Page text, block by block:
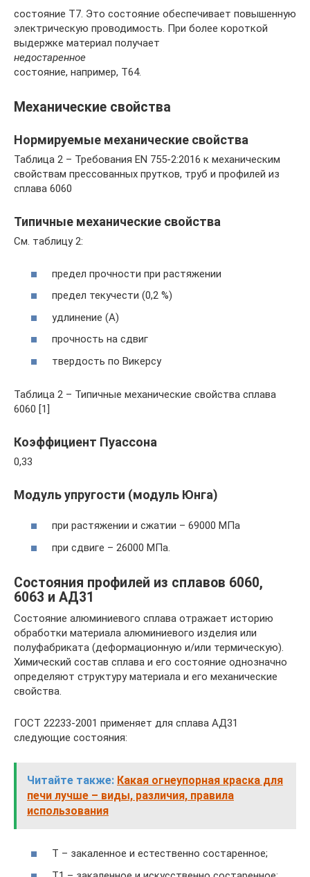
состояние Т7. Это состояние обеспечивает повышенную
электрическую проводимость. При более короткой
выдержке материал получает
недостаренное
состояние, например, Т64.
Механические свойства
Нормируемые механические свойства
Таблица 2 – Требования EN 755-2:2016 к механическим
свойствам прессованных прутков, труб и профилей из
сплава 6060
Типичные механические свойства
См. таблицу 2:
предел прочности при растяжении
предел текучести (0,2 %)
удлинение (А)
прочность на сдвиг
твердость по Викерсу
Таблица 2 – Типичные механические свойства сплава
6060 [1]
Коэффициент Пуассона
0,33
Модуль упругости (модуль Юнга)
при растяжении и сжатии – 69000 МПа
при сдвиге – 26000 МПа.
Состояния профилей из сплавов 6060,
6063 и АД31
Состояние алюминиевого сплава отражает историю
обработки материала алюминиевого изделия или
полуфабриката (деформационную и/или термическую).
Химический состав сплава и его состояние однозначно
определяют структуру материала и его механические
свойства.
ГОСТ 22233-2001 применяет для сплава АД31
следующие состояния:
Читайте также: Какая огнеупорная краска для
печи лучше – виды, различия, правила
использования
Т – закаленное и естественно состаренное;